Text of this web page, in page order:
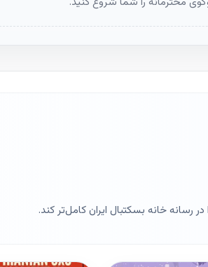
رسانه خانه بسکتبال ایران کامل‌تر کند.